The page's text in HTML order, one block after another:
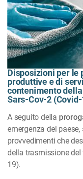
Disposizioni per le
produttive e di
contenimento
Sars-Cov-2
A seguito della
emergenza del
provvedimenti che
della trasmissione del
19).